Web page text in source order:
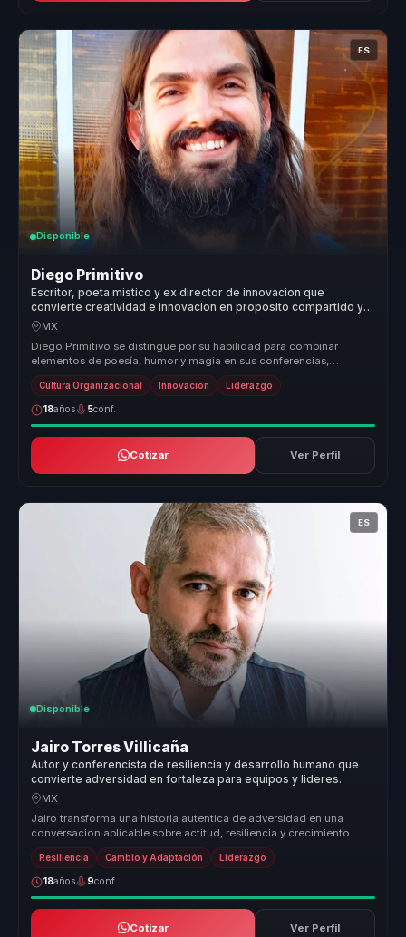
ES
Disponible
Diego Primitivo
Escritor, poeta mistico y ex director de innovacion que
convierte creatividad e innovacion en proposito compartido y
cohesion para organizaciones y equipos.
MX
Diego Primitivo se distingue por su habilidad para combinar
elementos de poesía, humor y magia en sus conferencias,
creando experiencias ...
Cultura Organizacional Innovación Liderazgo
18años 5conf.
Cotizar Ver Perfil
ES
Disponible
Jairo Torres Villicaña
Autor y conferencista de resiliencia y desarrollo humano que
convierte adversidad en fortaleza para equipos y lideres.
MX
Jairo transforma una historia autentica de adversidad en una
conversacion aplicable sobre actitud, resiliencia y crecimiento
humano, para...
Resiliencia Cambio y Adaptación Liderazgo
18años 9conf.
Cotizar Ver Perfil